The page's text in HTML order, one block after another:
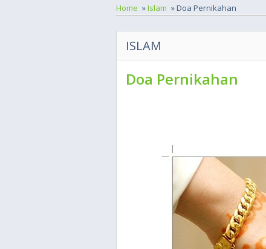
Home »Islam » Doa Pernikahan
ISLAM
Doa Pernikahan